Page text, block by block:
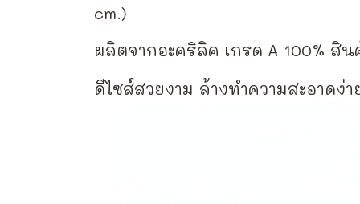
cm.)
ผลิตจากอะคริลิค เกรด A 100%
ดีไซส์สวยงาม ล้างทำความสะอาด